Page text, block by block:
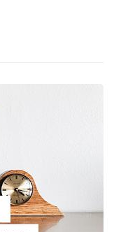
საშუალებით,
თუმცა
რჩება. 13
იყო.